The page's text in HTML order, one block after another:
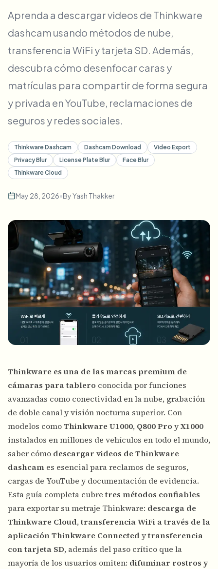
Cambio de cara - Video
Inteligencia de video
Desenfoque de video en lote
Procesa muchos vídeos de una vez
Desenfoque masivo de rostros
Pipelines de alto rendimiento
Zonas empresariales, políticas y revisión
API & SDK
Automatizar cargas, trabajos y webhooks
Formulario de contacto
Inteligencia de video
Eliminación de fondo en masa
Aprenda a descargar videos de Thinkware
dashcam usando métodos de nube,
transferencia WiFi y tarjeta SD. Además,
descubra cómo desenfocar caras y
matrículas para compartir de forma segura
y privada en YouTube, reclamaciones de
seguros y redes sociales.
Thinkware Dashcam Dashcam Download
Video Export
Privacy Blur
License Plate Blur
Face Blur
Thinkware Cloud
May 28, 2026•ByYash Thakker
Thinkware es una de las marcas premium de
cámaras para tablero conocida por funciones
avanzadas como conectividad en la nube, grabación
de doble canal y visión nocturna superior. Con
modelos comoThinkware U1000, Q800 Pro yX1000
instalados en millones de vehículos en todo el mundo,
saber cómo descargar videos de Thinkware
dashcam es esencial para reclamos de seguros,
cargas de YouTube y documentación de evidencia.
Esta guía completa cubretres métodos confiables
para exportar su metraje Thinkware: descarga de
Thinkware Cloud,transferencia WiFi a través de la
aplicación Thinkware Connected ytransferencia
con tarjeta SD, además del paso crítico que la
mayoría de los usuarios omiten: difuminar rostros y